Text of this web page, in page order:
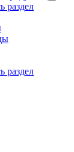
раздел
раздел